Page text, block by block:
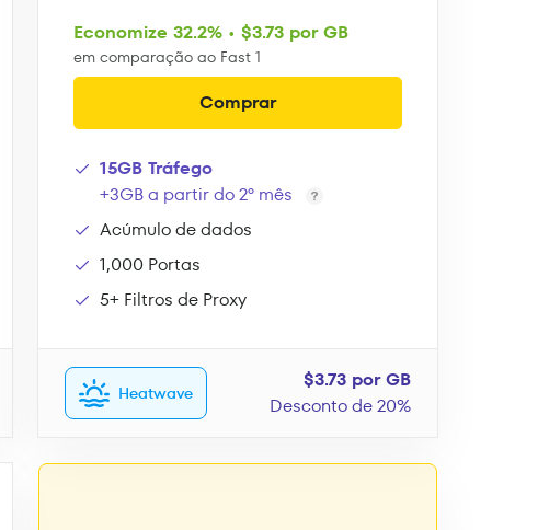
Economize 32.2% • $3.73 por GB
em comparação ao Fast 1
Comprar
15GB Tráfego
+3GB a partir do 2º mês
Acúmulo de dados
1,000 Portas
5+ Filtros de Proxy
Heatwave
$3.73 por GB
Desconto de 20%